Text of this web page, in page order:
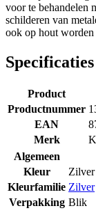
voor te behandelen
schilderen van
ook op hout worden
Specificaties
Product
Productnummer
EAN
Merk
Algemeen
Kleur
Zilver
Kleurfamilie Zilver
Verpakking Blik